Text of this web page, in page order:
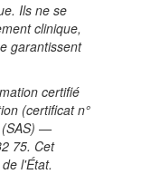
Ils ne se
clinique,
garantissent
certifié
(certificat n°
(SAS) —
75. Cet
l'État.